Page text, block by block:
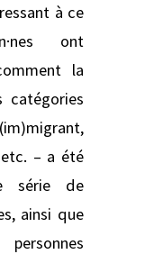
à ce
ont
la
– a été
série de
ainsi que